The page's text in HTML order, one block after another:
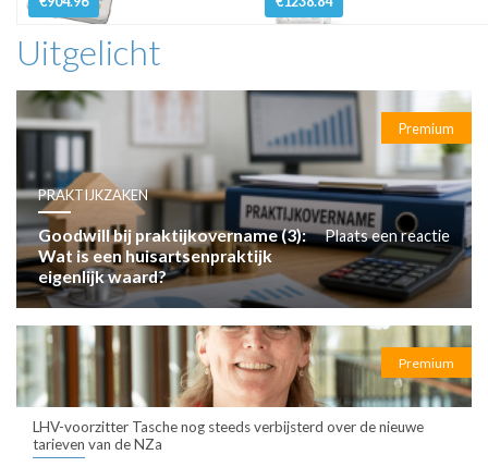
Uitgelicht
Premium
PRAKTIJKZAKEN
Goodwill bij praktijkovername (3):
Wat is een huisartsenpraktijk
eigenlijk waard?
Plaats een reactie
Premium
LHV-voorzitter Tasche nog steeds verbijsterd over de nieuwe
tarieven van de NZa